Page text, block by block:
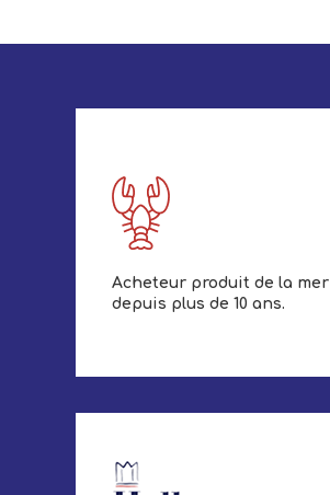
Acheteur produit de la mer
depuis plus de 10 ans.